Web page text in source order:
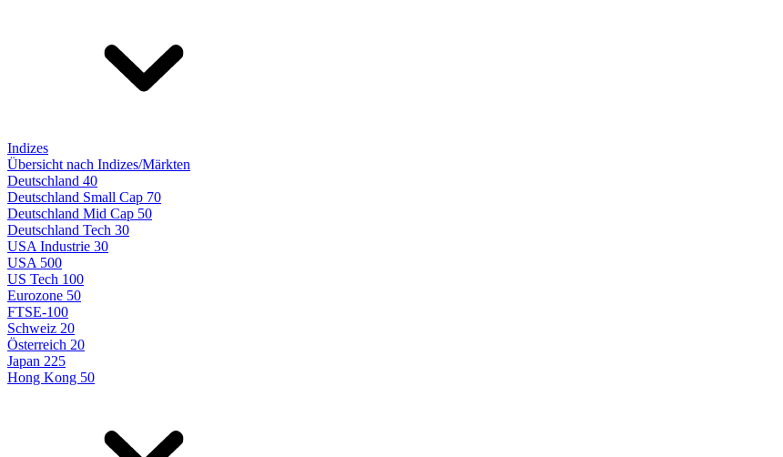
Indizes
Übersicht nach Indizes/Märkten
Deutschland 40
Deutschland Small Cap 70
Deutschland Mid Cap 50
Deutschland Tech 30
USA Industrie 30
USA 500
US Tech 100
Eurozone 50
FTSE-100
Schweiz 20
Österreich 20
Japan 225
Hong Kong 50